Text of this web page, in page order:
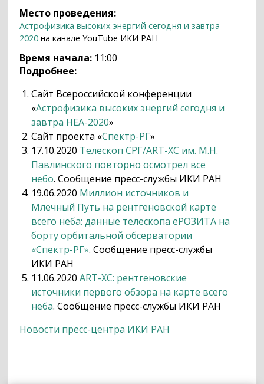
Место проведения:
Астрофизика высоких энергий сегодня и завтра —
2020 на канале YouTube ИКИ РАН
Время начала: 11:00
Подробнее:
Сайт Всероссийской конференции
«Астрофизика высоких энергий сегодня и
завтра HEA-2020»
Сайт проекта «Спектр-РГ»
17.10.2020 Телескоп СРГ/ART-XC им. М.Н.
Павлинского повторно осмотрел все
небо. Сообщение пресс-службы ИКИ РАН
19.06.2020 Миллион источников и
Млечный Путь на рентгеновской карте
всего неба: данные телескопа еРОЗИТА на
борту орбитальной обсерватории
«Спектр-РГ». Сообщение пресс-службы
ИКИ РАН
11.06.2020ART-XC: рентгеновские
источники первого обзора на карте всего
неба. Сообщение пресс-службы ИКИ РАН
Новости пресс-центра ИКИ РАН